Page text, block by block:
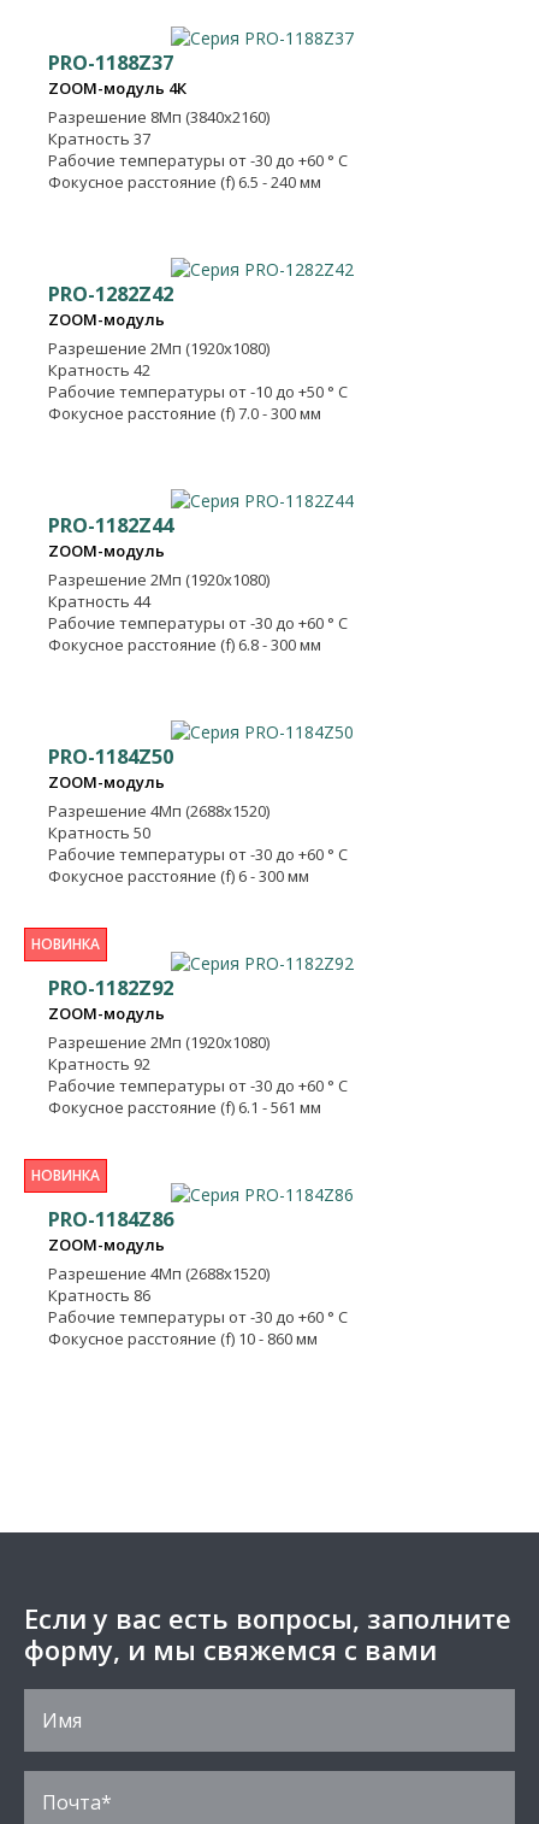
PRO-1188Z37
ZOOM-модуль 4К
Разрешение 8Мп (3840x2160)
Кратность 37
Рабочие температуры от -30 до +60 ° C
Фокусное расстояние (f) 6.5 - 240 мм
PRO-1282Z42
ZOOM-модуль
Разрешение 2Мп (1920x1080)
Кратность 42
Рабочие температуры от -10 до +50 ° C
Фокусное расстояние (f) 7.0 - 300 мм
PRO-1182Z44
ZOOM-модуль
Разрешение 2Мп (1920x1080)
Кратность 44
Рабочие температуры от -30 до +60 ° C
Фокусное расстояние (f) 6.8 - 300 мм
PRO-1184Z50
ZOOM-модуль
Разрешение 4Мп (2688x1520)
Кратность 50
Рабочие температуры от -30 до +60 ° C
Фокусное расстояние (f) 6 - 300 мм
PRO-1182Z92
ZOOM-модуль
Разрешение 2Мп (1920x1080)
Кратность 92
Рабочие температуры от -30 до +60 ° C
Фокусное расстояние (f) 6.1 - 561 мм
НОВИНКА
PRO-1184Z86
ZOOM-модуль
Разрешение 4Мп (2688х1520)
Кратность 86
Рабочие температуры от -30 до +60 ° C
Фокусное расстояние (f) 10 - 860 мм
НОВИНКА
Если у вас есть вопросы, заполните
форму, и мы свяжемся с вами